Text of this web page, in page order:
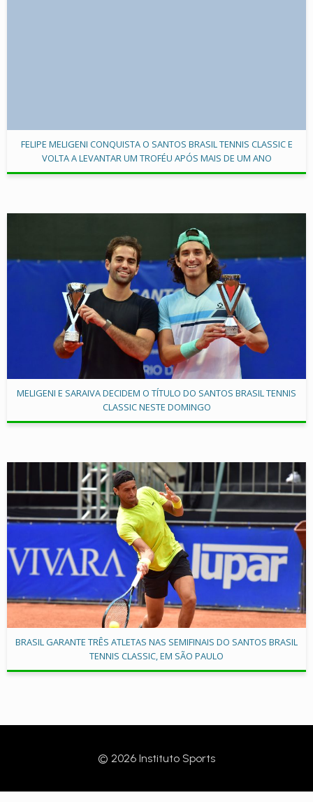
FELIPE MELIGENI CONQUISTA O SANTOS BRASIL TENNIS CLASSIC E
VOLTA A LEVANTAR UM TROFÉU APÓS MAIS DE UM ANO
MELIGENI E SARAIVA DECIDEM O TÍTULO DO SANTOS BRASIL TENNIS
CLASSIC NESTE DOMINGO
BRASIL GARANTE TRÊS ATLETAS NAS SEMIFINAIS DO SANTOS BRASIL
TENNIS CLASSIC, EM SÃO PAULO
© 2026 Instituto Sports